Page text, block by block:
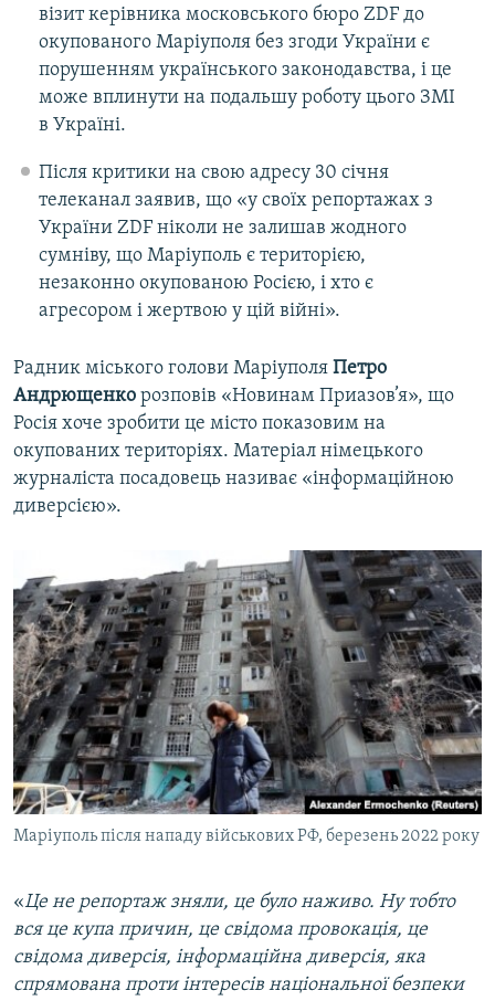
візит керівника московського бюро ZDF до
окупованого Маріуполя без згоди України є
порушенням українського законодавства, і це
може вплинути на подальшу роботу цього ЗМІ
в Україні.
Після критики на свою адресу 30 січня
телеканал заявив, що «у своїх репортажах з
України ZDF ніколи не залишав жодного
сумніву, що Маріуполь є територією,
незаконно окупованою Росією, і хто є
агресором і жертвою у цій війні».
Радник міського голови Маріуполя Петро
Андрющенко розповів «Новинам Приазов’я», що
Росія хоче зробити це місто показовим на
окупованих територіях. Матеріал німецького
журналіста посадовець називає «інформаційною
диверсією».
Маріуполь після нападу військових РФ, березень 2022 року
«Це не репортаж зняли, це було наживо. Ну тобто
вся це купа причин, це свідома провокація, це
свідома диверсія, інформаційна диверсія, яка
спрямована проти інтересів національної безпеки